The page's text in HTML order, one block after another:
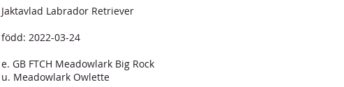
Jaktavlad Labrador Retriever
född: 2022-03-24
e. GB FTCH Meadowlark Big Rock
u. Meadowlark Owlette